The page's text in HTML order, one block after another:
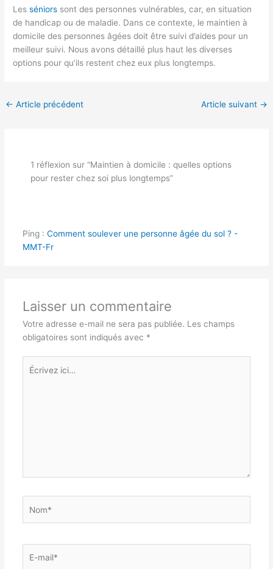
Lesséniors sont des personnes vulnérables, car, en situation
de handicap ou de maladie. Dans ce contexte, le maintien à
domicile des personnes âgées doit être suivi d’aides pour un
meilleur suivi. Nous avons détaillé plus haut les diverses
options pour qu’ils restent chez eux plus longtemps.
← Article précédent Article suivant →
1 réflexion sur “Maintien à domicile : quelles options
pour rester chez soi plus longtemps”
Ping : Comment soulever une personne âgée du sol ? -
MMT-Fr
Laisser un commentaire
Votre adresse e-mail ne sera pas publiée. Les champs
obligatoires sont indiqués avec *
Écrivez
ici…
mail*